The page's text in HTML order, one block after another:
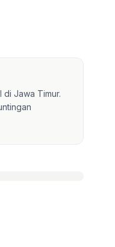
di Jawa Timur.